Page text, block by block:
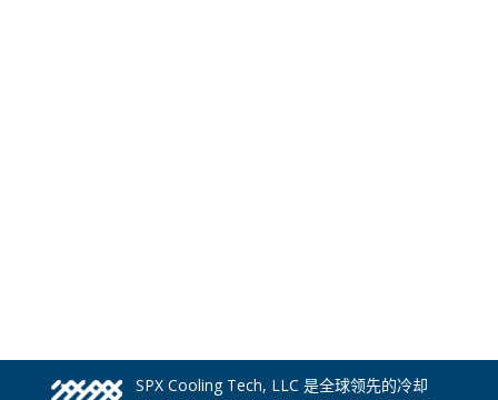
SPX Cooling Tech, LLC 是全球领先的冷却